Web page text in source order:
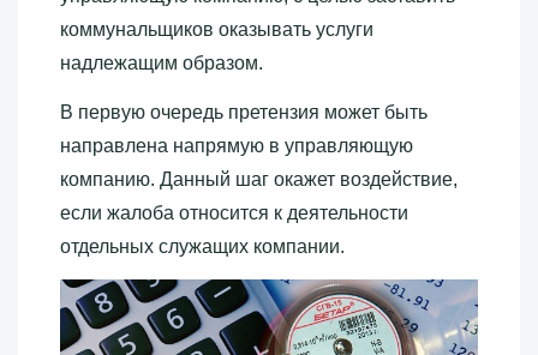
коммунальщиков оказывать услуги
надлежащим образом.
В первую очередь претензия может быть
направлена напрямую в управляющую
компанию. Данный шаг окажет воздействие,
если жалоба относится к деятельности
отдельных служащих компании.